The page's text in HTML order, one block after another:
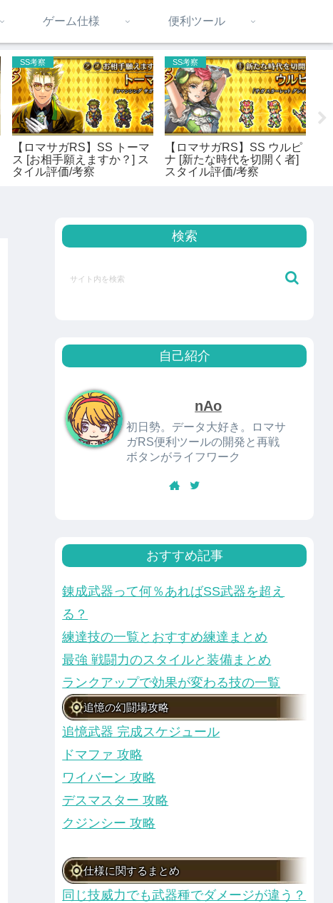
ゲーム仕様 便利ツール
SS考察
【ロマサガRS】SS トーマ
ス [お相手願えますか？] ス
タイル評価/考察
SS考察
【ロマサガRS】SS ウルピ
ナ [新たな時代を切開く者]
スタイル評価/考察
検索
自己紹介
nAo
初日勢。データ大好き。ロマサ
ガRS便利ツールの開発と再戦
ボタンがライフワーク
おすすめ記事
錬成武器って何％あればSS武器を超え
る？
練達技の一覧とおすすめ練達まとめ
最強 戦闘力のスタイルと装備まとめ
ランクアップで効果が変わる技の一覧
追憶の幻闘場攻略
追憶武器 完成スケジュール
ドマファ 攻略
ワイバーン 攻略
デスマスター 攻略
クジンシー 攻略
仕様に関するまとめ
同じ技威力でも武器種でダメージが違う？